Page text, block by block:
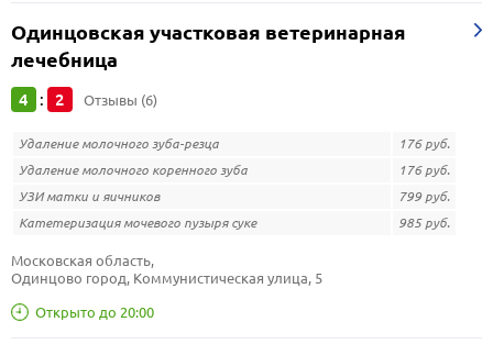
Одинцовская участковая ветеринарная
лечебница
4 : 2 Отзывы (6)
Удаление молочного зуба-резца
176 руб.
Удаление молочного коренного зуба
176 руб.
УЗИ матки и яичников
799 руб.
Катетеризация мочевого пузыря суке
985 руб.
Открыто до 20:00
Московская область,
Одинцово город, Коммунистическая улица, 5